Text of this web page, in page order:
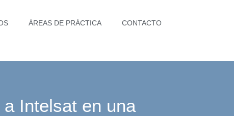
ÁREAS DE PRÁCTICA CONTACTO
Intelsat en una